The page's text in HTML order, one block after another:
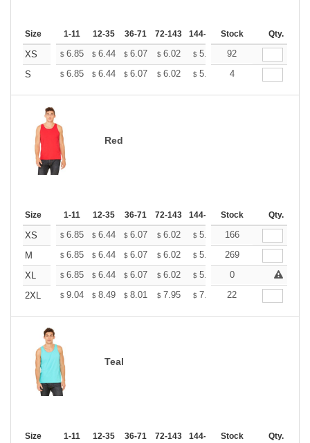
Size 1-11 12-35 36-71 72-143 144-287 288 + More
Stock Qty.
XS $ 6.85 $ 6.44 $ 6.07 $ 6.02 $ 5.92 $5.86
92
S
$ 6.85 $ 6.44 $ 6.07 $ 6.02 $ 5.92 $
4
Red
Size 1-11 12-35 36-71 72-143 144-287 288 + More
Stock Qty.
XS $ 6.85 $ 6.44 $ 6.07 $ 6.02 $ 5.92 $5.86
166
M
$ 6.85 $ 6.44 $ 6.07 $ 6.02 $ 5.92 $5.86
269
XL
$ 6.85 $ 6.44 $ 6.07 $ 6.02 $ 5.92 $ +
0
2XL
$ 9.04 $ 8.49 $ 8.01 $ 7.95 $ 7.81 $7.74
22
Teal
Size 1-11 12-35 36-71 72-143 144-287 288 + More
Stock Qty.